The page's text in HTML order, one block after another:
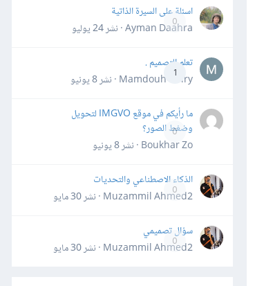
0
اسئلة على السيرة الذاتية
Ayman Daahra · نشر
24 يوليو
1
تعلم التصميم .
Mamdouh Khiry · نشر
8 يونيو
0
ما رأيكم في موقع IMGVO لتحويل
وضغط الصور؟
Boukhar Zo · نشر
8 يونيو
0
الذكاء الاصطناعي والتحديات
Muzammil Ahmed2 · نشر
30 مايو
0
سؤال تصميمي
Muzammil Ahmed2 · نشر
30 مايو